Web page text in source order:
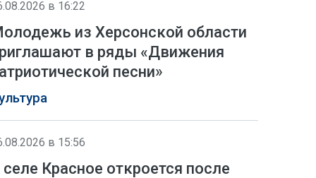
в 16:22
из Херсонской области
в ряды «Движения
песни»
в 15:56
селе Красное откроется после